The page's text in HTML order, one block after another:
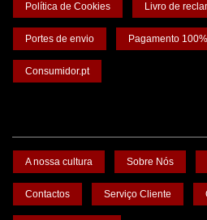
Política de Cookies Livro de
Portes de envio Pagamento
Consumidor.pt
A nossa cultura Sobre Nós
Contactos Serviço Cliente